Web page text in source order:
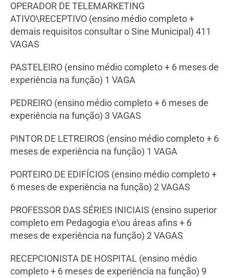
OPERADOR DE TELEMARKETING
ATIVO\RECEPTIVO (ensino médio completo +
demais requisitos consultar o Sine Municipal) 411
VAGAS
PASTELEIRO (ensino médio completo + 6 meses de
experiência na função) 1 VAGA
PEDREIRO (ensino médio completo + 6 meses de
experiência na função) 3 VAGAS
PINTOR DE LETREIROS (ensino médio completo + 6
meses de experiência na função) 1 VAGA
PORTEIRO DE EDIFÍCIOS (ensino médio completo +
6 meses de experiência na função) 2 VAGAS
PROFESSOR DAS SÉRIES INICIAIS (ensino superior
completo em Pedagogia e\ou áreas afins + 6
meses de experiência na função) 2 VAGAS
RECEPCIONISTA DE HOSPITAL (ensino médio
completo + 6 meses de experiência na função) 9